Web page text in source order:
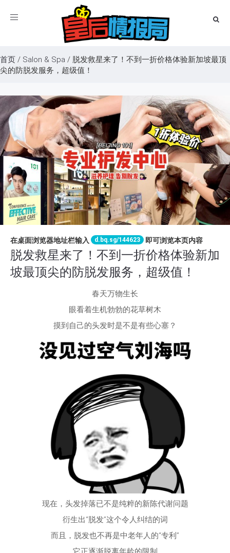
Toggle
首页 / Salon & Spa / 脱发救星来了！不到一折价格体验新加坡最顶
尖的防脱发服务，超级值！
在桌面浏览器地址栏输入 d.bq.sg/144623 即可浏览本页内容
脱发救星来了！不到一折价格体验新加
坡最顶尖的防脱发服务，超级值！
春天万物生长
眼看着生机勃勃的花草树木
摸到自己的头发时是不是有些心塞？
现在，头发掉落已不是纯粹的新陈代谢问题
衍生出“脱发”这个令人纠结的词
而且，脱发也不再是中老年人的“专利”